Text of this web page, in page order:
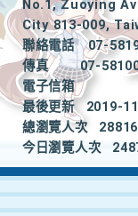
No.1, Zuoying
City 813-009,
聯絡電話
07-
傳真
07-
電子信箱
最後更新
2019-
總瀏覽人次
今日瀏覽人次